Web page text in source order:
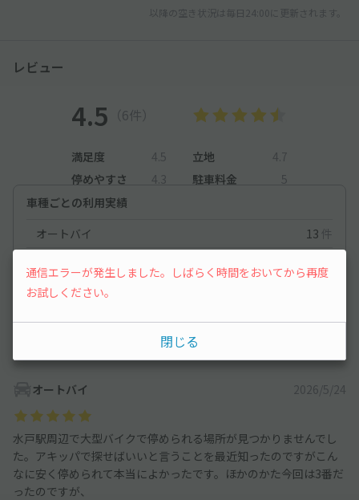
以降の空き状況は毎日24:00に更新されます。
レビュー
4.5 （6件）
満足度 4.5 立地
4.7
停めやすさ
4.3 駐車料金
5
車種ごとの利用実績
オートバイ
13 件
コンパクトカー
オートバイ 2026/5/24
水戸駅周辺で大型バイクで停められる場所が見つかりませんでし
た。アキッパで探せばいいと言うことを最近知ったのですがこん
なに安く停められて本当によかったです。ほかのかた今回は3番だ
ったのですが、
通信エラーが発生しました。しばらく時間をおいてから再度
お試しください。
閉じる